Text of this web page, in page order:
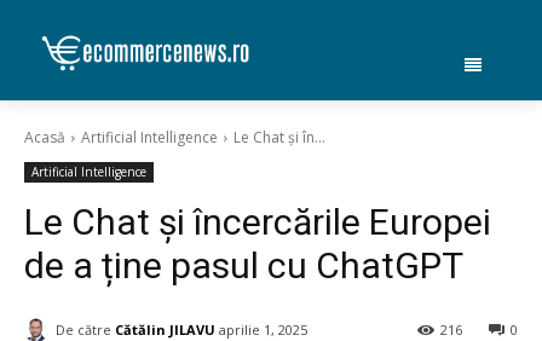
Acasă Artificial Intelligence Le Chat și în...
Artificial Intelligence
Le Chat și încercările Europei
de a ține pasul cu ChatGPT
De către Cătălin JILAVU aprilie 1, 2025 0
216